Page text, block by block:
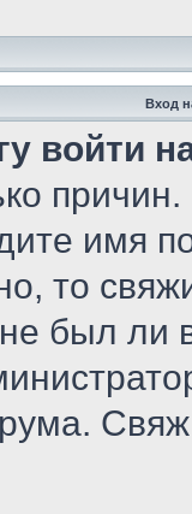
Вход
войти
имя
то
был ли